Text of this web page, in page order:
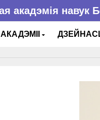
акадэмія навук